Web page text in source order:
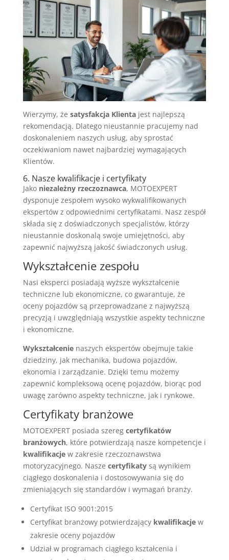
Wierzymy, że satysfakcja Klientajest najlepszą
rekomendacją. Dlatego nieustannie pracujemy nad
doskonaleniem naszych usług, aby sprostać
oczekiwaniom nawet najbardziej wymagających
Klientów.
6. Nasze kwalifikacje i certyfikaty
Jako niezależny rzeczoznawca, MOTOEXPERT
dysponuje zespołem wysoko wykwalifikowanych
ekspertów z odpowiednimi certyfikatami. Nasz zespół
składa się z doświadczonych specjalistów, którzy
nieustannie doskonalą swoje umiejętności, aby
zapewnić najwyższą jakość świadczonych usług.
Wykształcenie zespołu
Nasi eksperci posiadają wyższe wykształcenie
techniczne lub ekonomiczne, co gwarantuje, że
oceny pojazdów są przeprowadzane z najwyższą
precyzją i uwzględniają wszystkie aspekty techniczne
i ekonomiczne.
Wykształcenienaszych ekspertów obejmuje takie
dziedziny, jak mechanika, budowa pojazdów,
ekonomia i zarządzanie. Dzięki temu możemy
zapewnić kompleksową ocenę pojazdów, biorąc pod
uwagę zarówno aspekty techniczne, jak i rynkowe.
Certyfikaty branżowe
MOTOEXPERT posiada szereg certyfikatów
branżowych, które potwierdzają nasze kompetencje i
kwalifikacjew zakresie rzeczoznawstwa
motoryzacyjnego. Nasze certyfikatysą wynikiem
ciągłego doskonalenia i dostosowywania się do
zmieniających się standardów i wymagań branży.
Certyfikat ISO 9001:2015
Certyfikat branżowy potwierdzający kwalifikacjew
zakresie oceny pojazdów
Udział w programach ciągłego kształcenia i